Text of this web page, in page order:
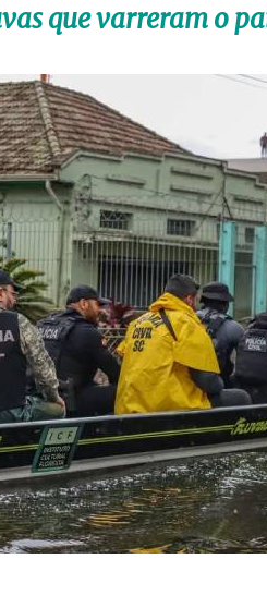
que varreram o